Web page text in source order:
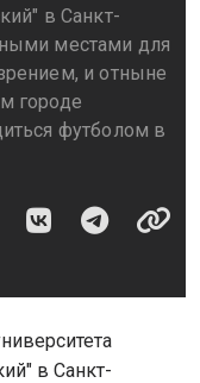
в Санкт-
местами для
и отныне
городе
футболом в
в Санкт-